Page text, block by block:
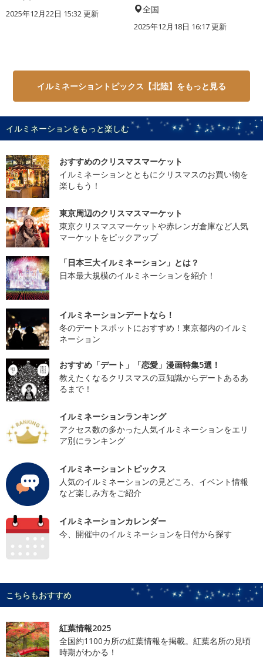
2025年12月22日 15:32 更新 全国
2025年12月18日 16:17 更新
イルミネーショントピックス【北陸】をもっと見る
イルミネーションをもっと楽しむ
おすすめのクリスマスマーケット
イルミネーションとともにクリスマスのお買い物を
楽しもう！
東京周辺のクリスマスマーケット
東京クリスマスマーケットや赤レンガ倉庫など人気
マーケットをピックアップ
「日本三大イルミネーション」とは？
日本最大規模のイルミネーションを紹介！
イルミネーションデートなら！
冬のデートスポットにおすすめ！東京都内のイルミ
ネーション
おすすめ「デート」「恋愛」漫画特集5選！
教えたくなるクリスマスの豆知識からデートあるあ
るまで！
イルミネーションランキング
アクセス数の多かった人気イルミネーションをエリ
ア別にランキング
イルミネーショントピックス
人気のイルミネーションの見どころ、イベント情報
など楽しみ方をご紹介
イルミネーションカレンダー
今、開催中のイルミネーションを日付から探す
こちらもおすすめ
紅葉情報2025
全国約1100カ所の紅葉情報を掲載。紅葉名所の見頃
時期がわかる！